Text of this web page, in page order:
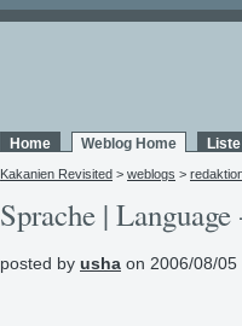
Home Weblog Home
Kakanien Revisited > weblogs >
Sprache |
posted by usha on 2006/08/05